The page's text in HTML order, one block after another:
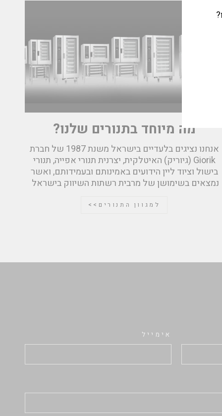
מה מיוחד בתנורים שלנו?
אנחנו נציגים בלעדיים בישראל משנת 1987 של חברת
Giorik (גיוריק) האיטלקית, יצרנית תנורי אפייה, תנורי
בישול וציוד ליין הידועים באמינותם ובעמידותם, ואשר
נמצאים בשימושן של מרבית רשתות השיווק בישראל
למגוון התנורים>>
אימייל